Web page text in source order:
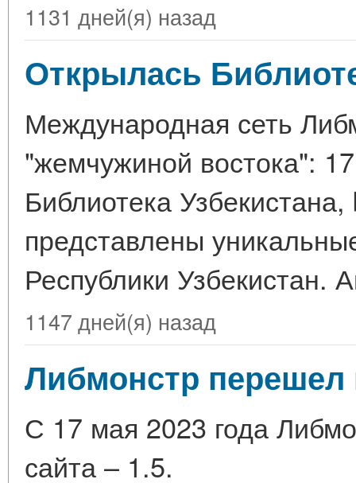
1131 дней(я) назад
Открылась
Международная сеть
"жемчужиной востока":
Библиотека
представлены
Республики Узбекистан.
1147 дней(я) назад
Либмонстр
С 17 мая 2023 года
сайта – 1.5.